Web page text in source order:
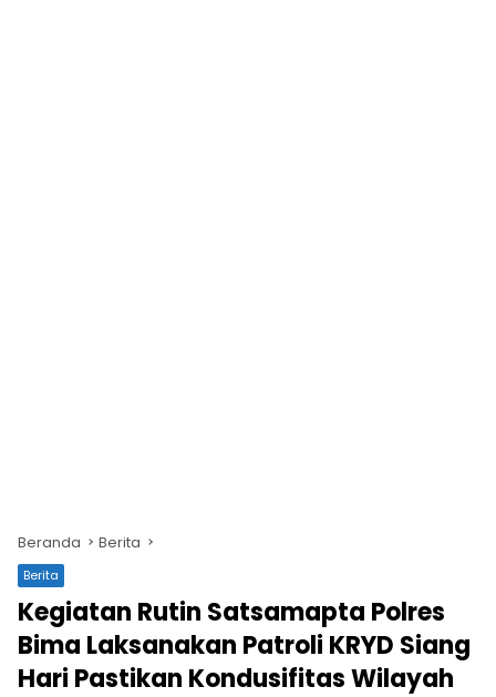
Beranda Berita
Berita
Kegiatan Rutin Satsamapta Polres
Bima Laksanakan Patroli KRYD Siang
Hari Pastikan Kondusifitas Wilayah